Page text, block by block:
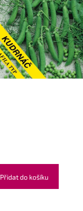
Přidat do košíku